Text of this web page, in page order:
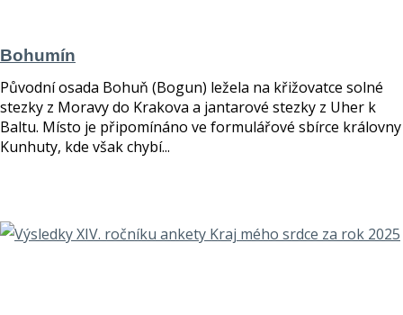
Bohumín
Původní osada Bohuň (Bogun) ležela na křižovatce solné
stezky z Moravy do Krakova a jantarové stezky z Uher k
Baltu. Místo je připomínáno ve formulářové sbírce královny
Kunhuty, kde však chybí...